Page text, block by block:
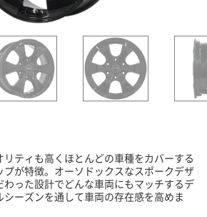
ティも高くほとんどの車種をカバーする
が特徴。オーソドックスなスポークデザ
った設計でどんな車両にもマッチするデ
ーズンを通して車両の存在感を高めま